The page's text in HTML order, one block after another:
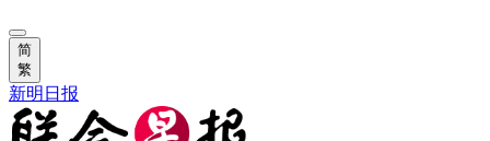
简
繁
新明日报